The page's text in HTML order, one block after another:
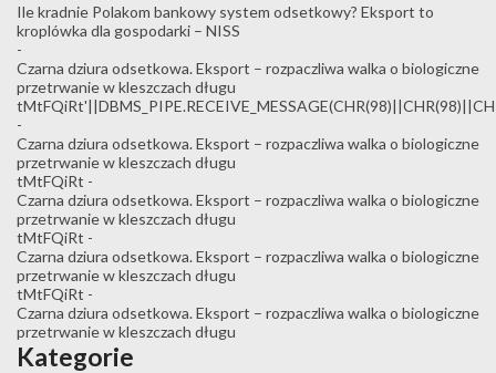
Ile kradnie Polakom bankowy system odsetkowy? Eksport to
kroplówka dla gospodarki – NISS
-
Czarna dziura odsetkowa. Eksport – rozpaczliwa walka o biologiczne
przetrwanie w kleszczach długu
-
Czarna dziura odsetkowa. Eksport – rozpaczliwa walka o biologiczne
przetrwanie w kleszczach długu
tMtFQiRt -
Czarna dziura odsetkowa. Eksport – rozpaczliwa walka o biologiczne
przetrwanie w kleszczach długu
tMtFQiRt -
Czarna dziura odsetkowa. Eksport – rozpaczliwa walka o biologiczne
przetrwanie w kleszczach długu
tMtFQiRt -
Czarna dziura odsetkowa. Eksport – rozpaczliwa walka o biologiczne
przetrwanie w kleszczach długu
Kategorie